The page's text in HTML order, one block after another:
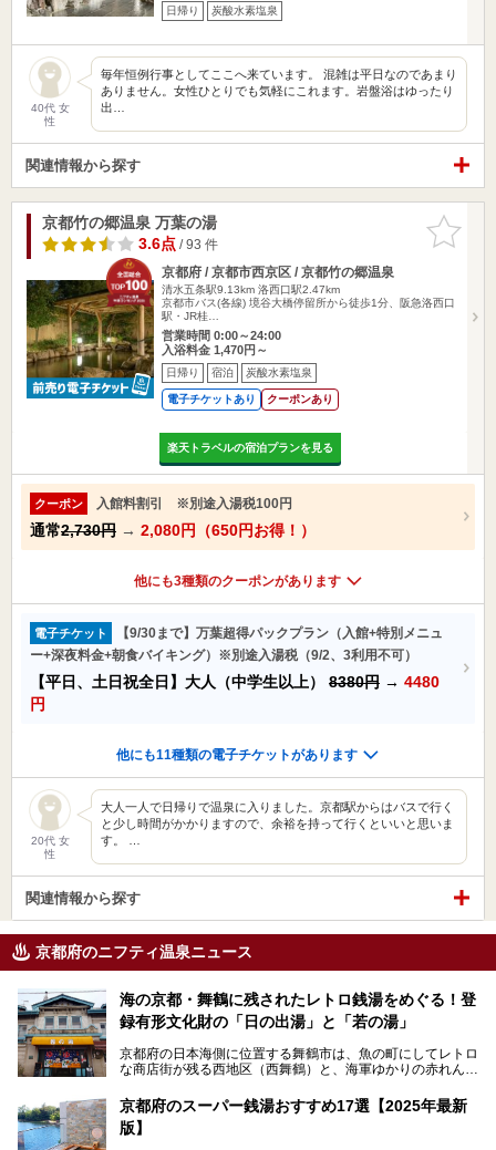
日帰り 炭酸水素塩泉
40代 女
性
毎年恒例行事としてここへ来ています。 混雑は平日なのであまり
ありません。女性ひとりでも気軽にこれます。岩盤浴はゆったり
出…
関連情報から探す
お気に入
りに追加
京都竹の郷温泉 万葉の湯
3.6点/ 93 件
京都府 / 京都市西京区 / 京都竹の郷温泉
清水五条駅9.13km 洛西口駅2.47km
京都市バス(各線) 境谷大橋停留所から徒歩1分、阪急洛西口
駅・JR桂…
営業時間 0:00～24:00
入浴料金 1,470円～
日帰り 宿泊 炭酸水素塩泉
電子チケットあり クーポンあり
楽天トラベルの宿泊プランを見る
クーポン 入館料割引 ※別途入湯税100円
通常2,730円 → 2,080円（650円お得！）
他にも3種類のクーポンがあります
電子チケット
【9/30まで】万葉超得パックプラン（入館+特別メニュ
ー+深夜料金+朝食バイキング）※別途入湯税（9/2、3利用不可）
【平日、土日祝全日】大人（中学生以上） 8380円 → 4480
円
他にも11種類の電子チケットがあります
20代 女
性
大人一人で日帰りで温泉に入りました。京都駅からはバスで行く
と少し時間がかかりますので、余裕を持って行くといいと思いま
す。 …
関連情報から探す
京都府のニフティ温泉ニュース
海の京都・舞鶴に残されたレトロ銭湯をめぐる！登
録有形文化財の「日の出湯」と「若の湯」
京都府の日本海側に位置する舞鶴市は、魚の町にしてレトロ
な商店街が残る西地区（西舞鶴）と、海軍ゆかりの赤れんが
ます。今回案内するのは西地区に今も残る2軒の銭湯「日の
出湯」と「若の湯」。いずれも国の登録有形文化財に指定さ
れた歴史ある建物でありながら、今も現役のお風呂屋さんで
京都府のスーパー銭湯おすすめ17選【2025年最新
版】